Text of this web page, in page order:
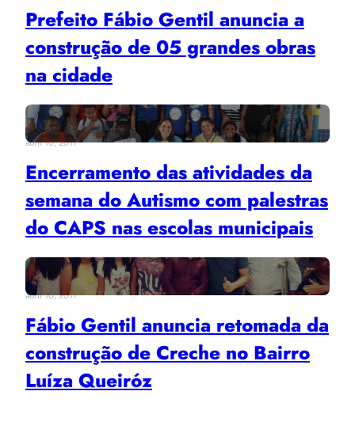
Prefeito Fábio Gentil anuncia a
construção de 05 grandes obras
na cidade
abril 10, 2017
Encerramento das atividades da
semana do Autismo com palestras
do CAPS nas escolas municipais
abril 10, 2017
Fábio Gentil anuncia retomada da
construção de Creche no Bairro
Luíza Queiróz